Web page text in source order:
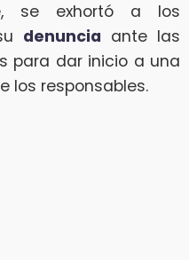
se exhortó a los
denuncia ante las
para dar inicio a una
los responsables.